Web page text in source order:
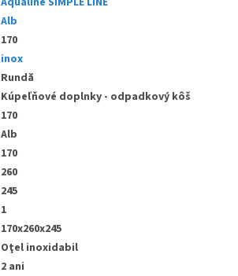
Alb
170
inox
Rundă
Kúpeľňové doplnky - odpadkový kôš
170
Alb
170
260
245
1
170x260x245
Oţel inoxidabil
2 ani